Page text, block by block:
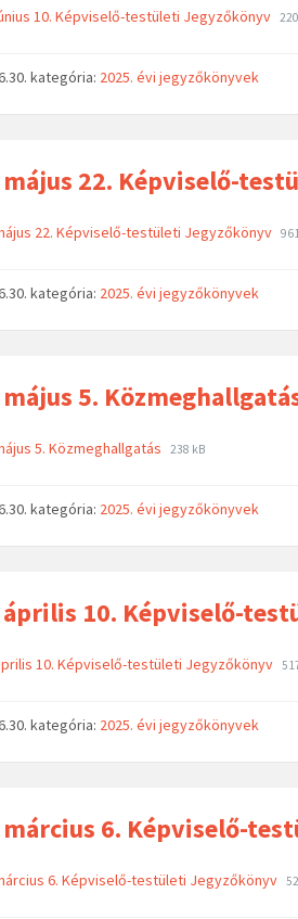
10. Képviselő-testületi Jegyzőkönyv
kategória: 2025. évi jegyzőkönyvek
május 22. Képviselő-
22. Képviselő-testületi Jegyzőkönyv
kategória: 2025. évi jegyzőkönyvek
5.
5. Közmeghallgatás 238 kB
kategória: 2025. évi jegyzőkönyvek
április 10. Képviselő-
10. Képviselő-testületi Jegyzőkönyv
kategória: 2025. évi jegyzőkönyvek
március 6. Képviselő-
6. Képviselő-testületi Jegyzőkönyv